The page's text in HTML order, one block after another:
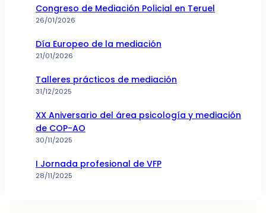
Congreso de Mediación Policial en Teruel
26/01/2026
Día Europeo de la mediación
21/01/2026
Talleres prácticos de mediación
31/12/2025
XX Aniversario del área psicología y mediación
de COP-AO
30/11/2025
I Jornada profesional de VFP
28/11/2025